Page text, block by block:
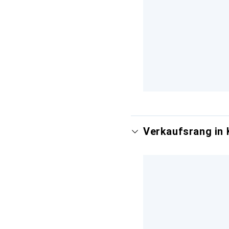
Verkaufsrang in